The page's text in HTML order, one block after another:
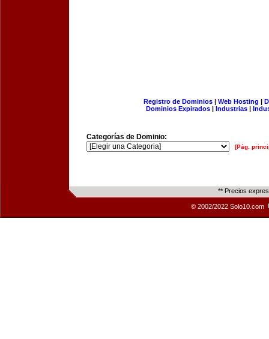
Registro de Dominios| Web Hosting |
Dominios Expirados | Industrias |
Categorías de Dominio:
[Pág.
** Precios
© 2002/2022 Solo10.com